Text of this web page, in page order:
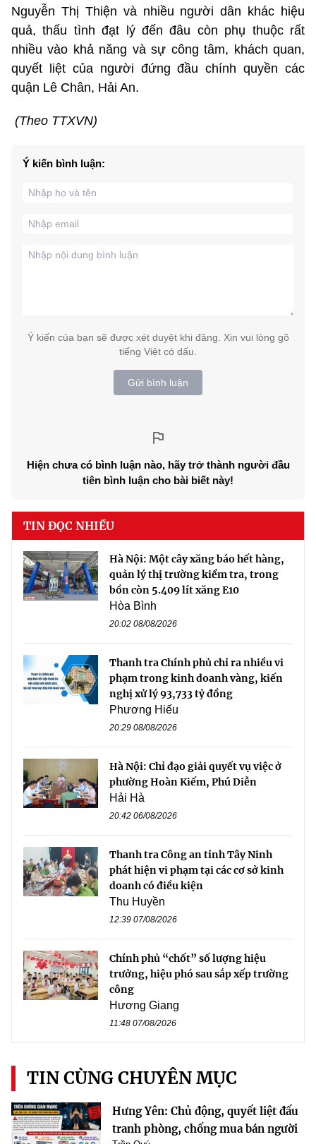
Nguyễn Thị Thiện và nhiều người dân khác hiệu
quả, thấu tình đạt lý đến đâu còn phụ thuộc rất
nhiều vào khả năng và sự công tâm, khách quan,
quyết liệt của người đứng đầu chính quyền các
quận Lê Chân, Hải An.
(Theo TTXVN)
Ý kiến bình luận:
Ý kiến của bạn sẽ được xét duyệt khi đăng. Xin vui lòng gõ
tiếng Việt có dấu.
Gửi bình luận
Hiện chưa có bình luận nào, hãy trở thành người đầu
tiên bình luận cho bài biết này!
TIN ĐỌC NHIỀU
Hà Nội: Một cây xăng báo hết hàng,
quản lý thị trường kiểm tra, trong
bồn còn 5.409 lít xăng E10
Hòa Bình
20:02 08/08/2026
Thanh tra Chính phủ chỉ ra nhiều vi
phạm trong kinh doanh vàng, kiến
nghị xử lý 93,733 tỷ đồng
Phương Hiếu
20:29 08/08/2026
Hà Nội: Chỉ đạo giải quyết vụ việc ở
phường Hoàn Kiếm, Phú Diễn
Hải Hà
20:42 06/08/2026
Thanh tra Công an tỉnh Tây Ninh
phát hiện vi phạm tại các cơ sở kinh
doanh có điều kiện
Thu Huyền
12:39 07/08/2026
Chính phủ “chốt” số lượng hiệu
trưởng, hiệu phó sau sắp xếp trường
công
Hương Giang
11:48 07/08/2026
TIN CÙNG CHUYÊN MỤC
Hưng Yên: Chủ động, quyết liệt đấu
tranh phòng, chống mua bán người